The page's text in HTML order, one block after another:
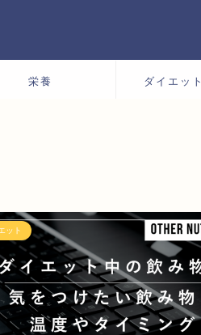
栄養 ダイエッ
ット